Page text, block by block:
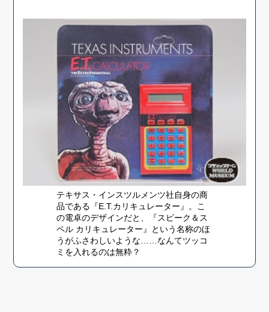
テキサス・インスツルメンツ社自身の商
品である『E.T.カリキュレーター』。こ
の電卓のデザインだと、『スピーク＆ス
ペル カリキュレーター』という名称のほ
うがふさわしいような……なんてツッコ
ミを入れるのは無粋？